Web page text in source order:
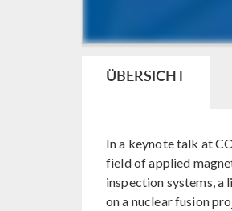
ÜBERSICHT
In a keynote talk at
field of applied
inspection systems, a
on a nuclear fusion